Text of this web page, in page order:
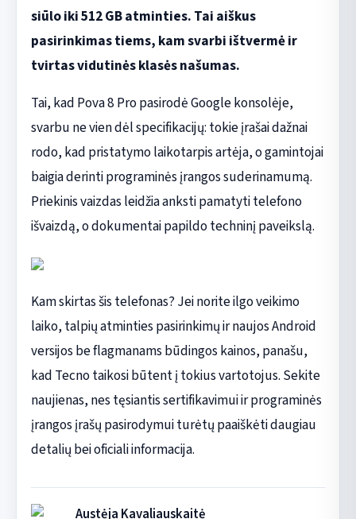
siūlo iki 512 GB atminties. Tai aiškus
pasirinkimas tiems, kam svarbi ištvermė ir
tvirtas vidutinės klasės našumas.
Tai, kad Pova 8 Pro pasirodė Google konsolėje,
svarbu ne vien dėl specifikacijų: tokie įrašai dažnai
rodo, kad pristatymo laikotarpis artėja, o gamintojai
baigia derinti programinės įrangos suderinamumą.
Priekinis vaizdas leidžia anksti pamatyti telefono
išvaizdą, o dokumentai papildo techninį paveikslą.
Kam skirtas šis telefonas? Jei norite ilgo veikimo
laiko, talpių atminties pasirinkimų ir naujos Android
versijos be flagmanams būdingos kainos, panašu,
kad Tecno taikosi būtent į tokius vartotojus. Sekite
naujienas, nes tęsiantis sertifikavimui ir programinės
įrangos įrašų pasirodymui turėtų paaiškėti daugiau
detalių bei oficiali informacija.
Austėja Kavaliauskaitė